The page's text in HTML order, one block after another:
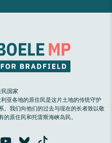
民国家
亚各地的原住民是这片土地的传统守护
。我们向他们的过去与现在的长者致以敬
原住民和托雷斯海峡岛民。